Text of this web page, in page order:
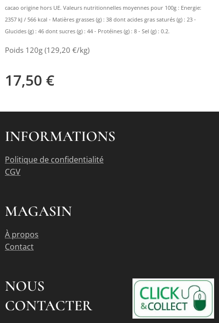
cacao origine hors UE. Valeurs nutritionnelles moyennes pour 100g : Energie:
2357 kJ / 566 kcal - Matières grasses (g) : 38 dont acides gras saturés (g) : 23 -
Glucides (g) : 46 dont sucres (g) : 44 - Protéines (g) : 8 - Sel (g) : 0.2.
Poids 120g (129,20 €/kg)
17,50 €
INFORMATIONS
Politique de confidentialité
CGV
MAGASIN
À propos
Contact
NOUS
CONTACTER